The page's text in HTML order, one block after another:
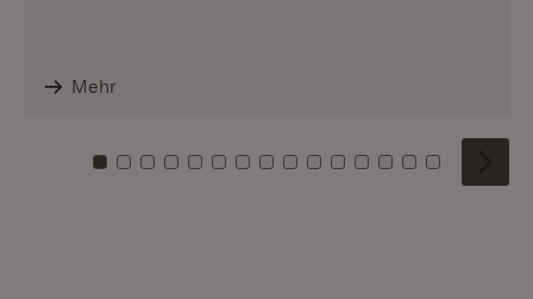
Mehr
Zu Kachel: 0
Zu Kachel: 1
Zu Kachel: 2
Zu Kachel: 3
Zu Kachel: 4
Zu Kachel: 5
Zu Kachel: 6
Zu Kachel: 7
Zu Kachel: 8
Zu Kachel: 9
Zu Kachel: 10
Zu Kachel: 11
Zu Kachel: 12
Zu Kachel:
Zu